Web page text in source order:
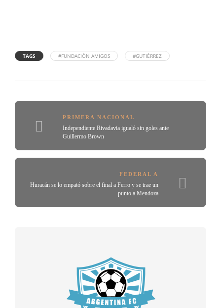
TAGS #FUNDACIÓN AMIGOS #GUTIÉRREZ
PRIMERA NACIONAL
Independiente Rivadavia igualó sin goles ante
Guillermo Brown
FEDERAL A
Huracán se lo empató sobre el final a Ferro y se trae un
punto a Mendoza